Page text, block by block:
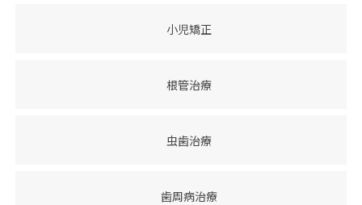
小児矯正
根管治療
虫歯治療
歯周病治療